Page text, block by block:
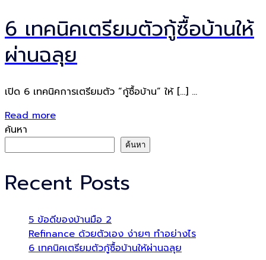
6 เทคนิคเตรียมตัวกู้ซื้อบ้านให้
ผ่านฉลุย
เปิด 6 เทคนิคการเตรียมตัว “กู้ซื้อบ้าน” ให้ […] ...
Read more
ค้นหา
ค้นหา
Recent Posts
5 ข้อดีของบ้านมือ 2
Refinance ด้วยตัวเอง ง่ายๆ ทำอย่างไร
6 เทคนิคเตรียมตัวกู้ซื้อบ้านให้ผ่านฉลุย